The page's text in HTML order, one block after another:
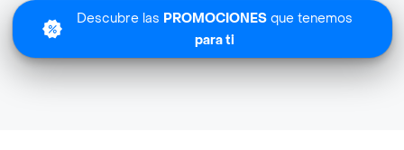
Descubre las PROMOCIONES que tenemos
para ti